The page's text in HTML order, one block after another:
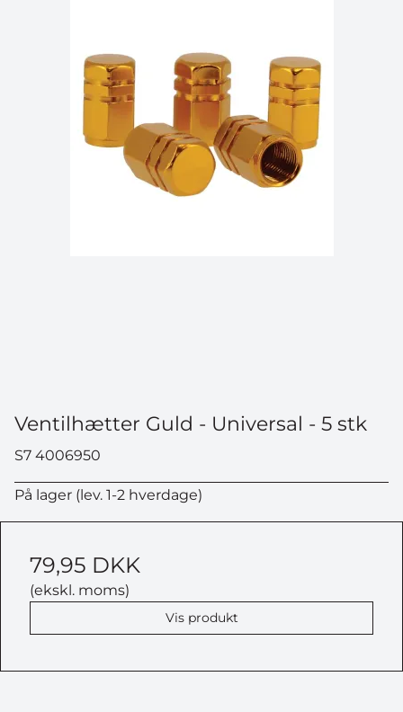
Ventilhætter Guld - Universal - 5 stk
S7 4006950
På lager (lev. 1-2 hverdage)
79,95 DKK
(ekskl. moms)
Vis produkt